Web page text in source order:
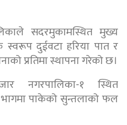
सदरमुकामस्थित मुख्य
स्वरूप दुईवटा हरिया पात र
प्रतिमा स्थापना गरेको छ।
नगरपालिका-१ स्थित
भागमा पाकेको सुन्तलाको फल